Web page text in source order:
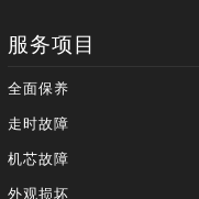
服务项目
全面保养
走时故障
机芯故障
外观损坏